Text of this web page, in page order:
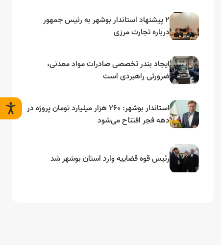
۲ پیشنهاد استاندار بوشهر به رئیس جمهور
درباره تجارت مرزی
ایجاد بندر تخصصی صادرات مواد معدنی،
ضرورتی راهبردی است
استاندار بوشهر: ۲۶۰ هزار میلیارد تومان پروژه در
دهه فجر افتتاح می‌شود
رئیس قوه قضاییه وارد استان بوشهر شد